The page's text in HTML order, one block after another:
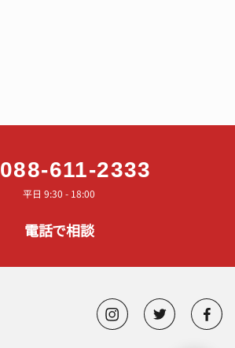
088-611-2333
平日 9:30 - 18:00
電話で相談